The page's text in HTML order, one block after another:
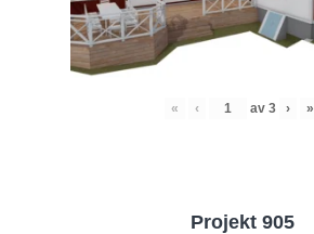
« ‹ av 3 › »
Projekt 905